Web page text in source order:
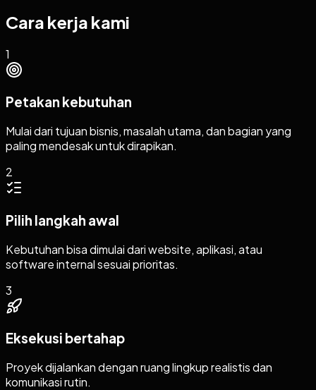
Cara kerja kami
1
Petakan kebutuhan
Mulai dari tujuan bisnis, masalah utama, dan bagian yang
paling mendesak untuk dirapikan.
2
Pilih langkah awal
Kebutuhan bisa dimulai dari website, aplikasi, atau
software internal sesuai prioritas.
3
Eksekusi bertahap
Proyek dijalankan dengan ruang lingkup realistis dan
komunikasi rutin.